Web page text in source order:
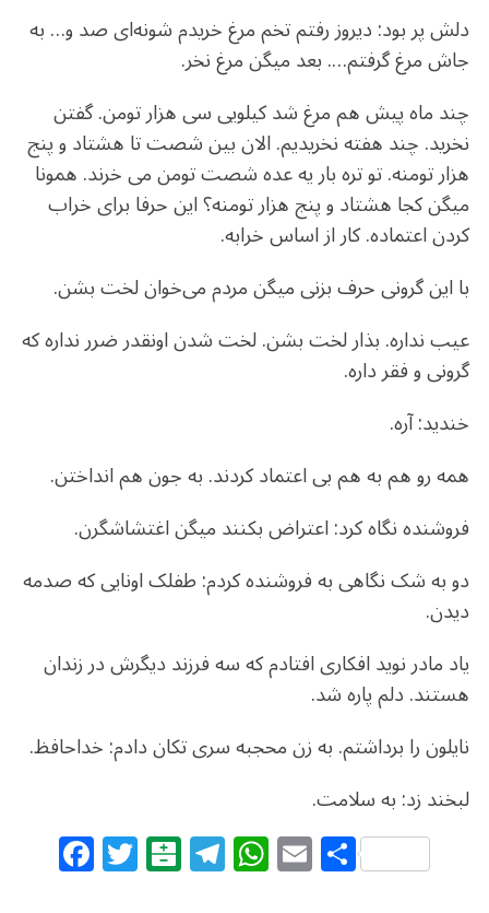
دلش پر بود: دیروز رفتم تخم مرغ خریدم شونه‌ای صد و… به
جاش مرغ گرفتم…. بعد میگن مرغ نخر.
چند ماه پیش هم مرغ شد کیلویی سی هزار تومن. گفتن
نخرید. چند هفته نخریدیم. الان بین شصت تا هشتاد و پنج
هزار تومنه. تو تره بار یه عده شصت تومن می خرند. همونا
میگن کجا هشتاد و پنج هزار تومنه؟ این حرفا برای خراب
کردن اعتماده. کار از اساس خرابه.
با این گرونی حرف بزنی میگن مردم می‌خوان لخت بشن.
عیب نداره. بذار لخت بشن. لخت شدن اونقدر ضرر نداره که
گرونی و فقر داره.
خندید: آره.
همه رو هم به هم بی اعتماد کردند. به جون هم انداختن.
فروشنده نگاه کرد: اعتراض بکنند میگن اغتشاشگرن.
دو به شک نگاهی به فروشنده کردم: طفلک اونایی که صدمه
دیدن.
یاد مادر نوید افکاری افتادم که سه فرزند دیگرش در زندان
هستند. دلم پاره شد.
نایلون را برداشتم. به زن محجبه سری تکان دادم: خداحافظ.
لبخند زد: به سلامت.
F
a T
w B
al T
el W
h E
m S
h